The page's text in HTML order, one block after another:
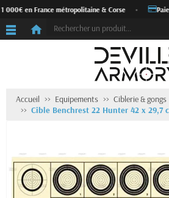
en France métropolitaine & Corse
Accueil Equipements Ciblerie & gongs
Cible Benchrest 22 Hunter 42 x 29,7